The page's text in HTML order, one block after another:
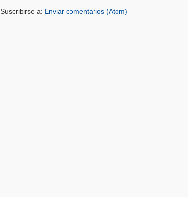
Suscribirse a: Enviar comentarios (Atom)